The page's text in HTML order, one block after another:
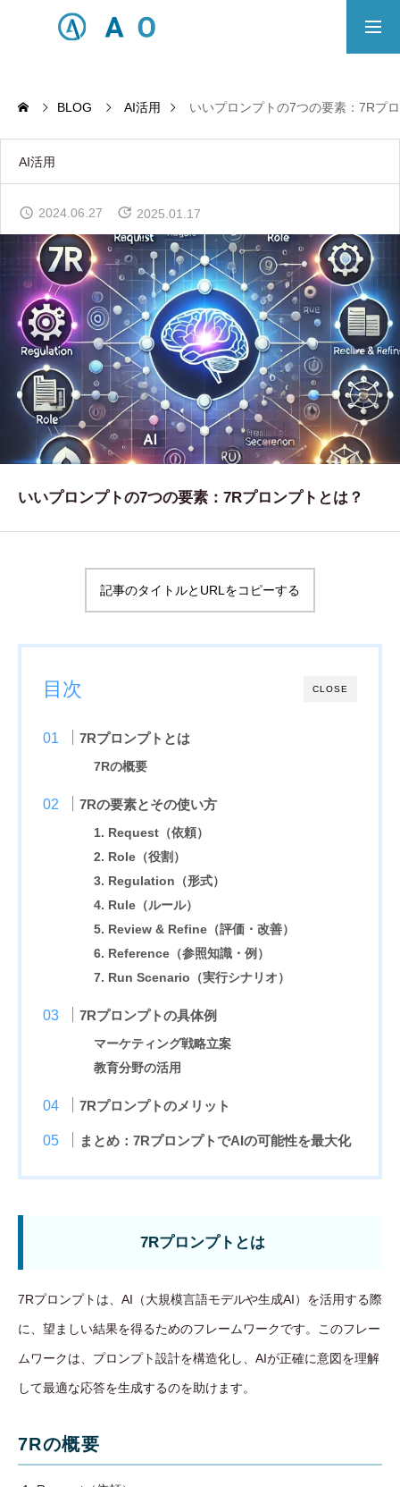
ECサイト制作対応エリア
Principle
あっ！と おどろく、みらいをつくる。
SERVICE
事業概要
COMPANY
会社概要
WORKS
制作実績
CONTACT
RECRUIT
BLOG
BLOG AI活用 いいプロンプトの7つの要素：7Rプ
AI活用
2024.06.27 2025.01.17
いいプロンプトの7つの要素：7Rプロンプトとは？
記事のタイトルとURLをコピーする
CLOSE
目次
7Rプロンプトとは
7Rの概要
7Rの要素とその使い方
1. Request（依頼）
2. Role（役割）
3. Regulation（形式）
4. Rule（ルール）
5. Review & Refine（評価・改善）
6. Reference（参照知識・例）
7. Run Scenario（実行シナリオ）
7Rプロンプトの具体例
マーケティング戦略立案
教育分野の活用
7Rプロンプトのメリット
まとめ：7RプロンプトでAIの可能性を最大化
7Rプロンプトとは
7Rプロンプトは、AI（大規模言語モデルや生成AI）を活用する際
に、望ましい結果を得るためのフレームワークです。このフレー
ムワークは、プロンプト設計を構造化し、AIが正確に意図を理解
して最適な応答を生成するのを助けます。
7Rの概要